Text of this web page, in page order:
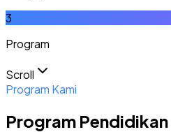
3
Program
Scroll
Program Kami
Program Pendidikan